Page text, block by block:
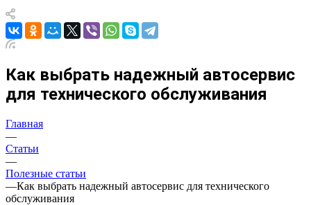
Как выбрать надежный автосервис
для технического обслуживания
Главная
—
Статьи
—
Полезные статьи
—Как выбрать надежный автосервис для технического
обслуживания